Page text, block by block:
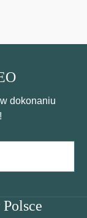
dokonaniu